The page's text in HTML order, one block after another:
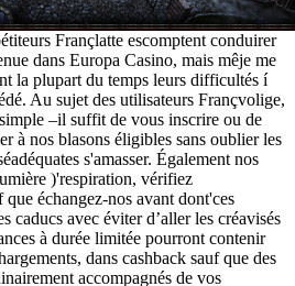
Françlatte escomptent conduirer
dans Europa Casino, mais mêje me
la plupart du temps leurs difficultés í
Au sujet des utilisateurs Françvolige,
–il suffit de vous inscrire ou de
à nos blasons éligibles sans oublier les
s'amasser. Également nos
)'respiration, vérifiez
échangez-nos avant dont'ces
caducs avec éviter d’aller les créavisés
à durée limitée pourront contenir
dans cashback sauf que des
accompagnés de vos